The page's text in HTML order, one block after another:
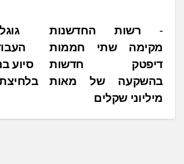
נ
י
ו
ו
ט
סיוע
רשות החדשנות
מקימה שתי חממות
דיפטק חדשות
בהשקעה של מאות
מיליוני שקלים